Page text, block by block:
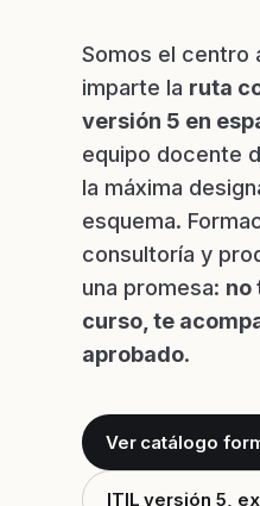
Somos el centro
imparte la ruta
versión 5 en
equipo docente
la máxima
esquema.
consultoría y
una promesa: no
curso, te
aprobado.
Ver catálogo
ITIL versión 5,